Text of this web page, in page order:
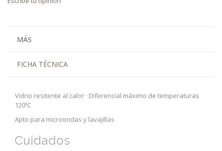
MÁS
FICHA TÉCNICA
Vidrio resitente al calor · Diferencial máximo de temperaturas
120ºC
Apto para microondas y lavajillas
Cuidados